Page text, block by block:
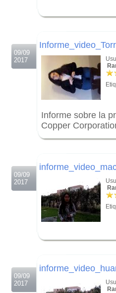
09/09
2017
Informe sobre la
Copper
09/09
2017
09/09
2017